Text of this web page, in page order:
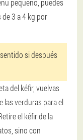
pequeño, puedes
3 a 4 kg por
si después
del kéfir, vuelvas
las verduras para el
el kéfir de la
sino con